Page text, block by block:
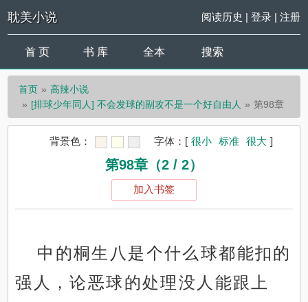
耽美小说 阅读历史 | 登录| 注册
首 页 书 库 全本 搜索
首页
高辣小说
[排球少年同人] 不会发球的副攻不是一个好自由人
第98章
背景色： 字体： [ 很小 标准 很大 ]
第98章（2 / 2）
加入书签
中的桐生八是个什么球都能扣的
强人，论恶球的处理没人能跟上